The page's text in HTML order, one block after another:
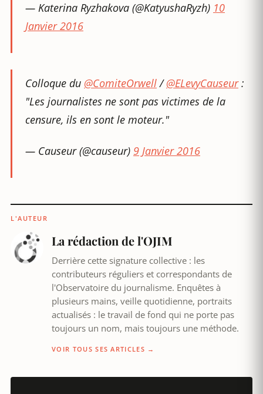
— Katerina Ryzhakova (@KatyushaRyzh) 10
Janvier 2016
Colloque du @ComiteOrwell/@ELevyCauseur:
"Les journalistes ne sont pas victimes de la
censure, ils en sont le moteur."
— Causeur (@causeur) 9 Janvier 2016
L'AUTEUR
La rédaction de l'OJIM
Derrière cette signature collective : les
contributeurs réguliers et correspondants de
l'Observatoire du journalisme. Enquêtes à
plusieurs mains, veille quotidienne, portraits
actualisés : le travail de fond qui ne porte pas
toujours un nom, mais toujours une méthode.
VOIR TOUS SES ARTICLES →